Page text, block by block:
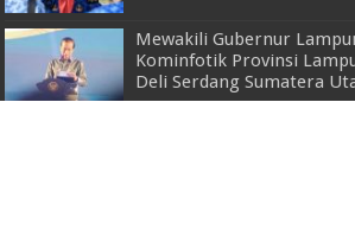
Mewakili Gubernur
Kominfotik Provinsi
Deli Serdang Sumatera